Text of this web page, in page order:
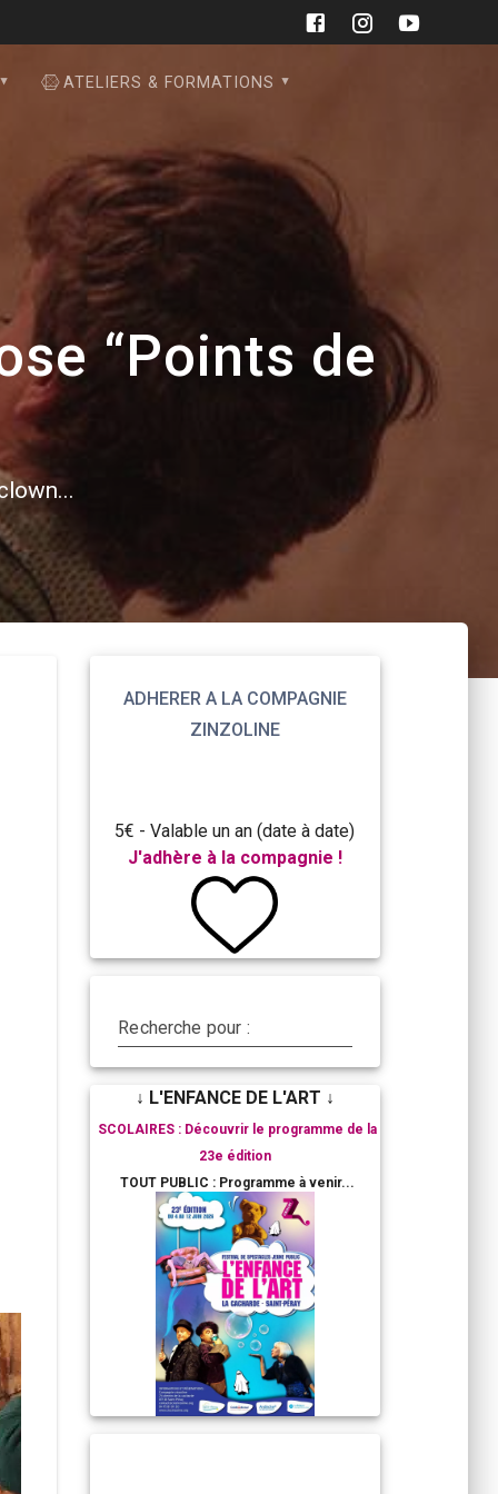
ATELIERS & FORMATIONS
“Points de
ADHERER A LA COMPAGNIE
ZINZOLINE
5€ - Valable un an (date à date)
J'adhère à la compagnie !
Recherche pour :
↓ L'ENFANCE DE L'ART ↓
SCOLAIRES : Découvrir le programme de la
23e édition
TOUT PUBLIC : Programme à venir...